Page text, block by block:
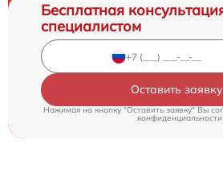
Бесплатная
специалистом
Оставить заявку
Нажимая на кнопку "Оставить заявку" Вы
конфиденциальности